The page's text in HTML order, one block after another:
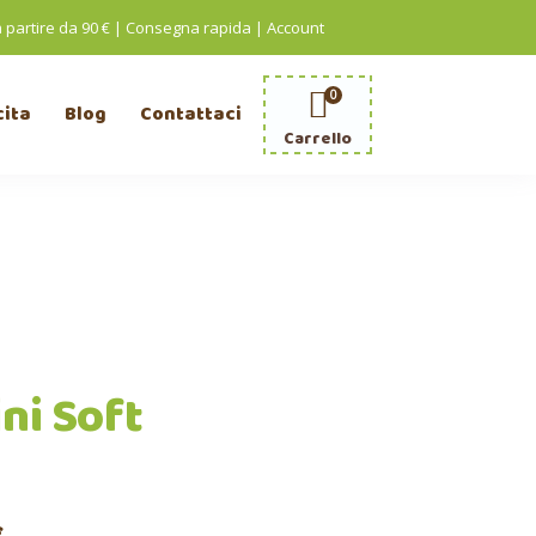
da 90 € | Consegna rapida | Account
Blog Contattaci
Carrello
0
Soft